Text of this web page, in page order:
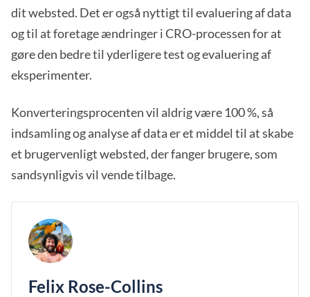
dit websted. Det er også nyttigt til evaluering af data
og til at foretage ændringer i CRO-processen for at
gøre den bedre til yderligere test og evaluering af
eksperimenter.
Konverteringsprocenten vil aldrig være 100 %, så
indsamling og analyse af data er et middel til at skabe
et brugervenligt websted, der fanger brugere, som
sandsynligvis vil vende tilbage.
Felix Rose-Collins